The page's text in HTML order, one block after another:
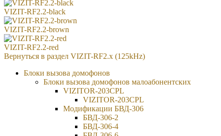
VIZIT-RF2.2-black
VIZIT-RF2.2-brown
VIZIT-RF2.2-red
Вернуться в раздел VIZIT-RF2.x (125kHz)
Блоки вызова домофонов
Блоки вызова домофонов малоабонентских
VIZITOR-203CPL
VIZITOR-203CPL
Модификации БВД-306
БВД-306-2
БВД-306-4